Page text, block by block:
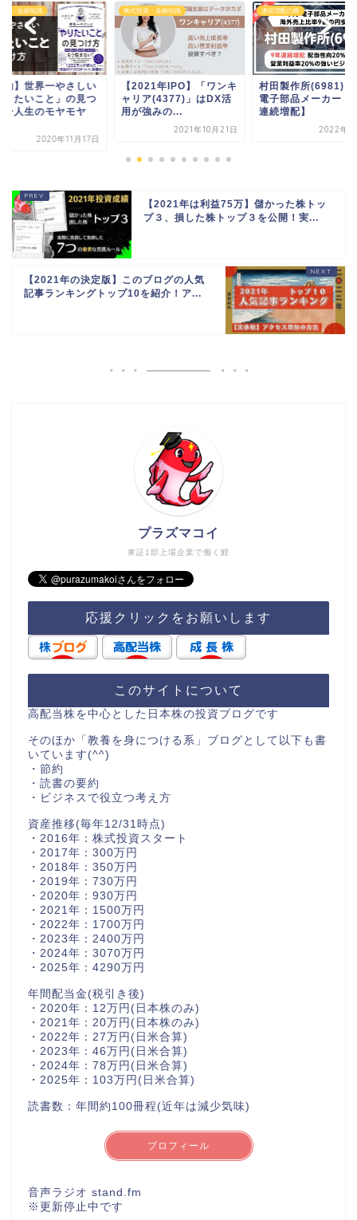
資・金融知識
年IPO】「ワンキ
ア(4377)」はDX活
強みの...
連続増配の株
村田製作所(6981)は大手
電子部品メーカー【9年
連続増配】
2022年9月7日
株式投資・金融知識
【米国ハイテク株投
NASDAQ100に投資
きる日本のETFは...
2021年12
【2021年は利益75万】儲かった株トッ
プ３、損した株トップ３を公開！実...
【2021年の決定版】このブログの人気
記事ランキングトップ10を紹介！ア...
東証1部上場企業で働く鯉
プラズマコイ
応援クリックをお願いします
このサイトについて
高配当株を中心とした日本株の投資ブログです
そのほか「教養を身につける系」ブログとして以下も書
いています(^^)
・節約
・読書の要約
・ビジネスで役立つ考え方
資産推移(毎年12/31時点)
・2016年：株式投資スタート
・2017年：300万円
・2018年：350万円
・2019年：730万円
・2020年：930万円
・2021年：1500万円
・2022年：1700万円
・2023年：2400万円
・2024年：3070万円
・2025年：4290万円
年間配当金(税引き後)
・2020年：12万円(日本株のみ)
・2021年：20万円(日本株のみ)
・2022年：27万円(日米合算)
・2023年：46万円(日米合算)
・2024年：78万円(日米合算)
・2025年：103万円(日米合算)
読書数：年間約100冊程(近年は減少気味)
プロフィール
音声ラジオ stand.fm
※更新停止中です